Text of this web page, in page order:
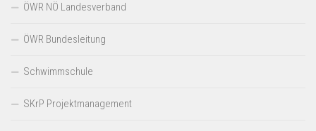
ÖWR NÖ Landesverband
ÖWR Bundesleitung
Schwimmschule
SKrP Projektmanagement